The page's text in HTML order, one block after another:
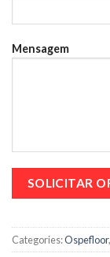
Mensagem
Categories:Ospefloor,